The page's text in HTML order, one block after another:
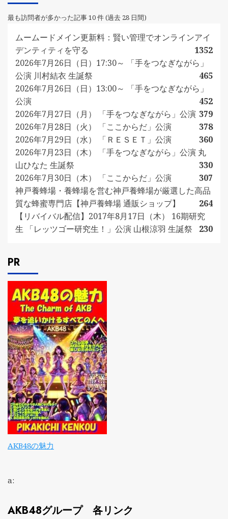
最も訪問者が多かった記事 10 件 (過去 28 日間)
ムームードメイン更新料：賢い管理でオンラインアイ
デンティティを守る
1352
2026年7月26日（日）17:30～ 「手をつなぎながら」
公演 川村結衣 生誕祭
465
2026年7月26日（日）13:00～ 「手をつなぎながら」
公演
452
2026年7月27日（月） 「手をつなぎながら」公演 379
2026年7月28日（火） 「ここからだ」公演
378
2026年7月29日（水） 「ＲＥＳＥＴ」公演
360
2026年7月23日（木） 「手をつなぎながら」公演 丸
山ひなた 生誕祭
330
2026年7月30日（木） 「ここからだ」公演
307
神戸養蜂場・養蜂場を営む神戸養蜂場が厳選した高品
質な蜂蜜専門店【神戸養蜂場 通販ショップ】
264
【リバイバル配信】2017年8月17日（木） 16期研究
生 「レッツゴー研究生！」公演 山根涼羽 生誕祭
230
PR
AKB48の魅力
a:
AKB48グループ 各リンク